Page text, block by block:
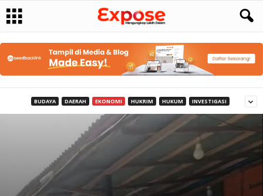
BUDAYA DAERAH EKONOMI HUKRIM HUKUM INVESTIGASI